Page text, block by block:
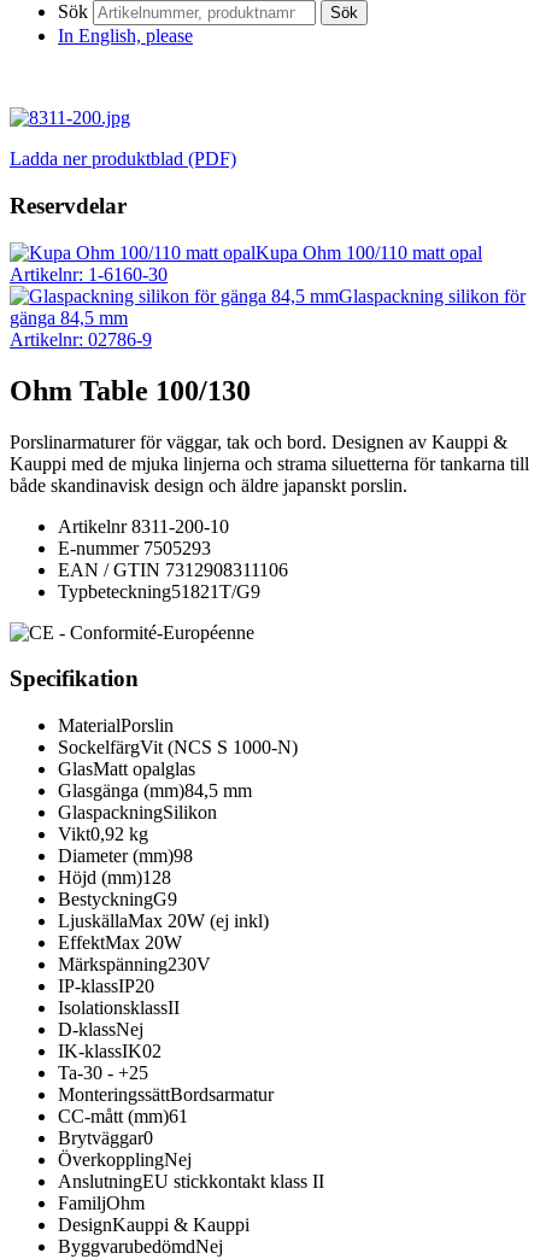
Sök Sök
In English, please
Ladda ner produktblad (PDF)
Reservdelar
Kupa Ohm 100/110 matt opal
Artikelnr: 1-6160-30
Glaspackning silikon för
gänga 84,5 mm
Artikelnr: 02786-9
Ohm Table 100/130
Porslinarmaturer för väggar, tak och bord. Designen av Kauppi &
Kauppi med de mjuka linjerna och strama siluetterna för tankarna till
både skandinavisk design och äldre japanskt porslin.
Artikelnr8311-200-10
E-nummer7505293
EAN / GTIN 7312908311106
Typbeteckning51821T/G9
Specifikation
MaterialPorslin
SockelfärgVit (NCS S 1000-N)
GlasMatt opalglas
Glasgänga (mm)84,5 mm
GlaspackningSilikon
Vikt0,92 kg
Diameter (mm)98
Höjd (mm)128
BestyckningG9
LjuskällaMax 20W (ej inkl)
EffektMax 20W
Märkspänning230V
IP-klassIP20
IsolationsklassII
D-klassNej
IK-klassIK02
Ta-30 - +25
MonteringssättBordsarmatur
CC-mått (mm)61
Brytväggar0
ÖverkopplingNej
AnslutningEU stickkontakt klass II
FamiljOhm
DesignKauppi & Kauppi
ByggvarubedömdNej